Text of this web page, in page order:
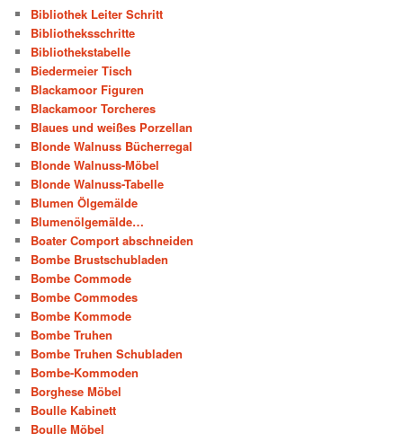
Bibliothek Leiter Schritt
Bibliotheksschritte
Bibliothekstabelle
Biedermeier Tisch
Blackamoor Figuren
Blackamoor Torcheres
Blaues und weißes Porzellan
Blonde Walnuss Bücherregal
Blonde Walnuss-Möbel
Blonde Walnuss-Tabelle
Blumen Ölgemälde
Blumenölgemälde…
Boater Comport abschneiden
Bombe Brustschubladen
Bombe Commode
Bombe Commodes
Bombe Kommode
Bombe Truhen
Bombe Truhen Schubladen
Bombe-Kommoden
Borghese Möbel
Boulle Kabinett
Boulle Möbel